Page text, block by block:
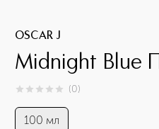
OSCAR J
Midnight Blue
0из 0 (0)
100 мл